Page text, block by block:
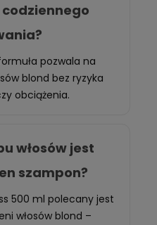
pozwala na
blond bez ryzyka
obciążenia.
włosów jest
szampon?
500 ml polecany jest
włosów blond –